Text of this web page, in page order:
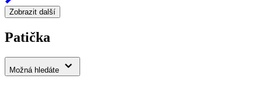
Zobrazit další
Patička
Možná hledáte